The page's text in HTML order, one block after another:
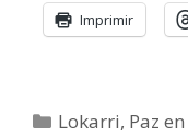
Imprimir
Categorías
Lokarri, Paz